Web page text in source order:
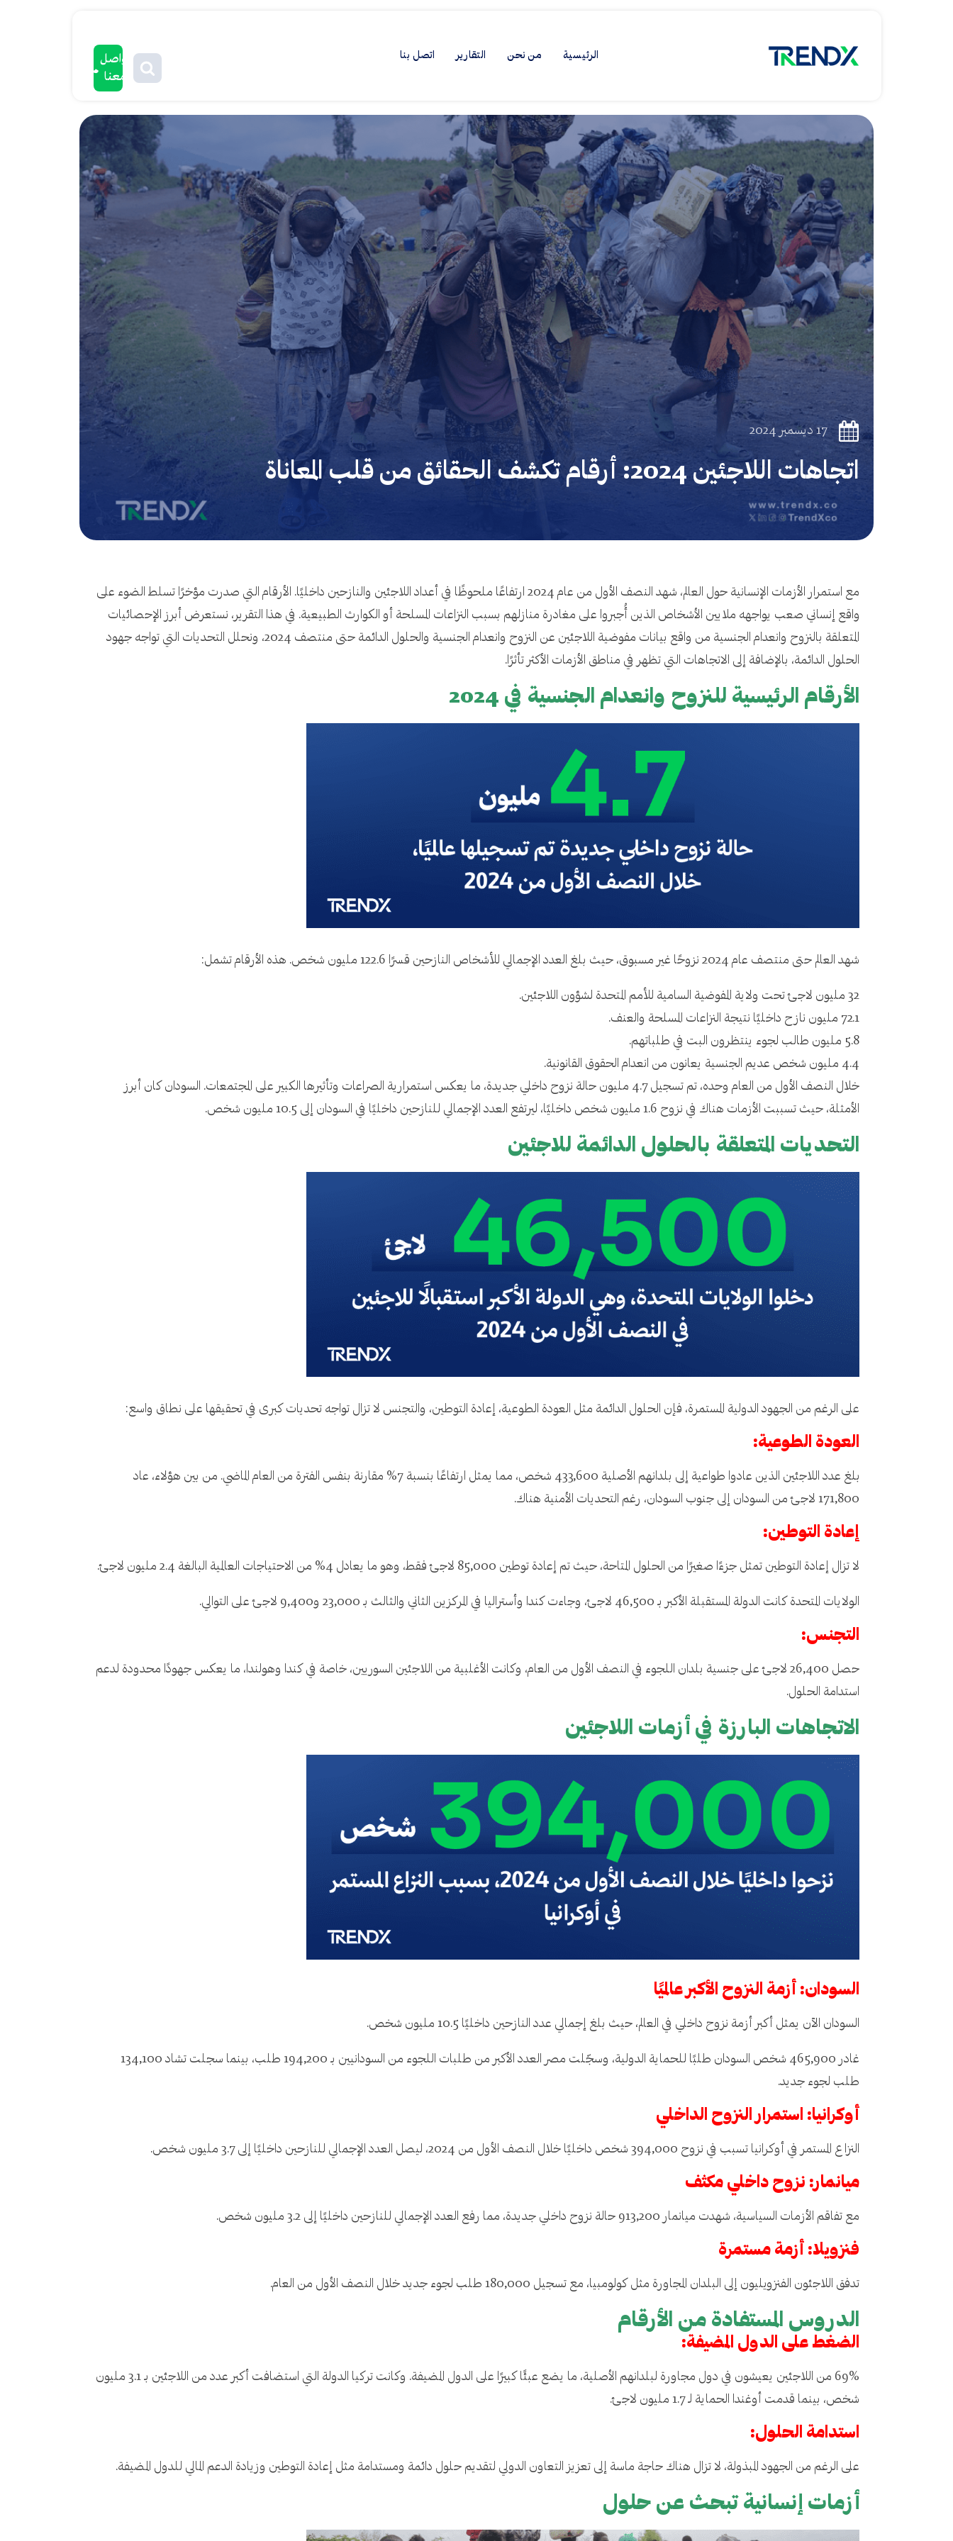
الرئيسية من نحن التقارير اتصل بنا
تواصل
معنا
17 ديسمبر 2024
اتجاهات اللاجئين 2024: أرقام تكشف الحقائق من قلب المعاناة
مع استمرار الأزمات الإنسانية حول العالم، شهد النصف الأول من عام 2024 ارتفاعًا ملحوظًا في أعداد اللاجئين والنازحين داخليًا. الأرقام التي صدرت مؤخرًا تسلط الضوء على
واقع إنساني صعب يواجهه ملايين الأشخاص الذين أُجبروا على مغادرة منازلهم بسبب النزاعات المسلحة أو الكوارث الطبيعية. في هذا التقرير، نستعرض أبرز الإحصائيات
المتعلقة بالنزوح وانعدام الجنسية من واقع بيانات مفوضية اللاجئين عن النزوح وانعدام الجنسية والحلول الدائمة حتى منتصف 2024، ونحلل التحديات التي تواجه جهود
الحلول الدائمة، بالإضافة إلى الاتجاهات التي تظهر في مناطق الأزمات الأكثر تأثرًا.
الأرقام الرئيسية للنزوح وانعدام الجنسية في 2024
شهد العالم حتى منتصف عام 2024 نزوحًا غير مسبوق، حيث بلغ العدد الإجمالي للأشخاص النازحين قسرًا 122.6 مليون شخص. هذه الأرقام تشمل:
32 مليون لاجئ تحت ولاية المفوضية السامية للأمم المتحدة لشؤون اللاجئين.
72.1 مليون نازح داخليًا نتيجة النزاعات المسلحة والعنف.
5.8 مليون طالب لجوء ينتظرون البت في طلباتهم.
4.4 مليون شخص عديم الجنسية يعانون من انعدام الحقوق القانونية.
خلال النصف الأول من العام وحده، تم تسجيل 4.7 مليون حالة نزوح داخلي جديدة، ما يعكس استمرارية الصراعات وتأثيرها الكبير على المجتمعات. السودان كان أبرز
الأمثلة، حيث تسببت الأزمات هناك في نزوح 1.6 مليون شخص داخليًا، ليرتفع العدد الإجمالي للنازحين داخليًا في السودان إلى 10.5 مليون شخص.
التحديات المتعلقة بالحلول الدائمة للاجئين
على الرغم من الجهود الدولية المستمرة، فإن الحلول الدائمة مثل العودة الطوعية، إعادة التوطين، والتجنس لا تزال تواجه تحديات كبرى في تحقيقها على نطاق واسع:
العودة الطوعية:
بلغ عدد اللاجئين الذين عادوا طواعية إلى بلدانهم الأصلية 433,600 شخص، مما يمثل ارتفاعًا بنسبة 7% مقارنة بنفس الفترة من العام الماضي. من بين هؤلاء، عاد
171,800 لاجئ من السودان إلى جنوب السودان، رغم التحديات الأمنية هناك.
إعادة التوطين:
لا تزال إعادة التوطين تمثل جزءًا صغيرًا من الحلول المتاحة، حيث تم إعادة توطين 85,000 لاجئ فقط، وهو ما يعادل 4% من الاحتياجات العالمية البالغة 2.4 مليون لاجئ.
الولايات المتحدة كانت الدولة المستقبلة الأكبر بـ 46,500 لاجئ، وجاءت كندا وأستراليا في المركزين الثاني والثالث بـ 23,000 و9,400 لاجئ على التوالي.
التجنس:
حصل 26,400 لاجئ على جنسية بلدان اللجوء في النصف الأول من العام، وكانت الأغلبية من اللاجئين السوريين، خاصة في كندا وهولندا، ما يعكس جهودًا محدودة لدعم
استدامة الحلول.
الاتجاهات البارزة في أزمات اللاجئين
السودان: أزمة النزوح الأكبر عالميًا
السودان الآن يمثل أكبر أزمة نزوح داخلي في العالم، حيث بلغ إجمالي عدد النازحين داخليًا 10.5 مليون شخص.
غادر 465,900 شخص السودان طلبًا للحماية الدولية، وسجّلت مصر العدد الأكبر من طلبات اللجوء من السودانيين بـ 194,200 طلب، بينما سجلت تشاد 134,100
طلب لجوء جديد.
أوكرانيا: استمرار النزوح الداخلي
النزاع المستمر في أوكرانيا تسبب في نزوح 394,000 شخص داخليًا خلال النصف الأول من 2024، ليصل العدد الإجمالي للنازحين داخليًا إلى 3.7 مليون شخص.
ميانمار: نزوح داخلي مكثف
مع تفاقم الأزمات السياسية، شهدت ميانمار 913,200 حالة نزوح داخلي جديدة، مما رفع العدد الإجمالي للنازحين داخليًا إلى 3.2 مليون شخص.
فنزويلا: أزمة مستمرة
تدفق اللاجئون الفنزويليون إلى البلدان المجاورة مثل كولومبيا، مع تسجيل 180,000 طلب لجوء جديد خلال النصف الأول من العام.
الدروس المستفادة من الأرقام
الضغط على الدول المضيفة:
69% من اللاجئين يعيشون في دول مجاورة لبلدانهم الأصلية، ما يضع عبئًا كبيرًا على الدول المضيفة. وكانت تركيا الدولة التي استضافت أكبر عدد من اللاجئين بـ 3.1 مليون
شخص، بينما قدمت أوغندا الحماية لـ 1.7 مليون لاجئ.
استدامة الحلول:
على الرغم من الجهود المبذولة، لا تزال هناك حاجة ماسة إلى تعزيز التعاون الدولي لتقديم حلول دائمة ومستدامة مثل إعادة التوطين وزيادة الدعم المالي للدول المضيفة.
أزمات إنسانية تبحث عن حلول